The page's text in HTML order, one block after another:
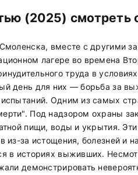
(2025) смотреть
вместе с другими
лагере во времена
труда в
день для них — борьба за
Одним из самых
Под надзором охраны
пищи, воды и укрытия.
из-за истощения, болезней и
в историях выживших.
демонстрировать